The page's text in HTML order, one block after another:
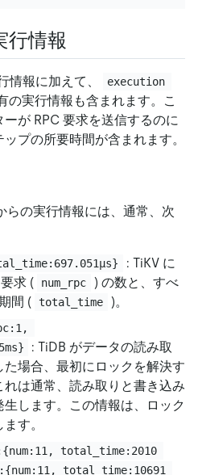
行情報
情報に加えて、
execution
の実行情報も含まれます。こ
が RPC 要求を送信するのに
プの所要時間が含まれます。
らの実行情報には、通常、次
: TiKV に
求 ( num_rpc
) の数と、すべ
間 ( total_time )。
: TiDB がデータの読み取
た場合、最初にロックを解決す
は通常、読み取りと書き込み
します。この情報は、ロック
す。
total_time:2010
total_time:10691